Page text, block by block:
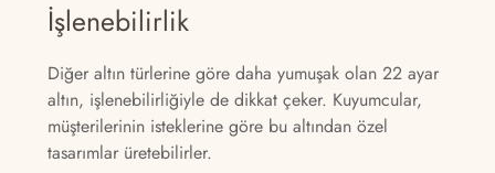
İşlenebilirlik
Diğer altın türlerine göre daha yumuşak olan 22 ayar
altın, işlenebilirliğiyle de dikkat çeker. Kuyumcular,
müşterilerinin isteklerine göre bu altından özel
tasarımlar üretebilirler.